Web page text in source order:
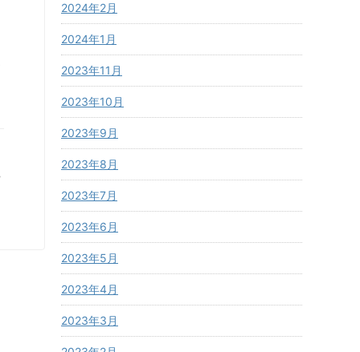
2024年2月
2024年1月
2023年11月
2023年10月
2023年9月
2023年8月
2023年7月
2023年6月
2023年5月
2023年4月
2023年3月